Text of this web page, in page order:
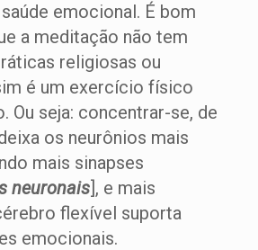
emocional. É bom
a meditação não tem
religiosas ou
é um exercício físico
Ou seja: concentrar-se, de
os neurônios mais
mais sinapses
neuronais], e mais
flexível suporta
emocionais.